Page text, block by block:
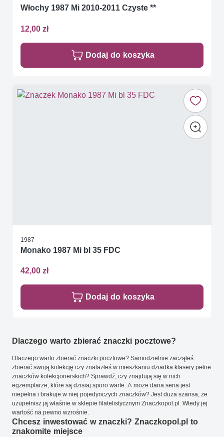
Włochy 1987 Mi 2010-2011 Czyste **
12,00 zł
Dodaj do koszyka
1987
Monako 1987 Mi bl 35 FDC
42,00 zł
Dodaj do koszyka
Dlaczego warto zbierać znaczki pocztowe?
Dlaczego warto zbierać znaczki pocztowe? Samodzielnie zacząłeś
zbierać swoją kolekcję czy znalazłeś w mieszkaniu dziadka klasery pełne
znaczków kolekcjonerskich? Sprawdź, czy znajdują się w nich
egzemplarze, które są dzisiaj sporo warte. A może dana seria jest
niepełna i brakuje w niej pojedynczych znaczków? Jest duża szansa, że
uzupełnisz ją właśnie w sklepie filatelistycznym Znaczkopol.pl. Wtedy jej
wartość na pewno wzrośnie.
Chcesz inwestować w znaczki? Znaczkopol.pl to
znakomite miejsce